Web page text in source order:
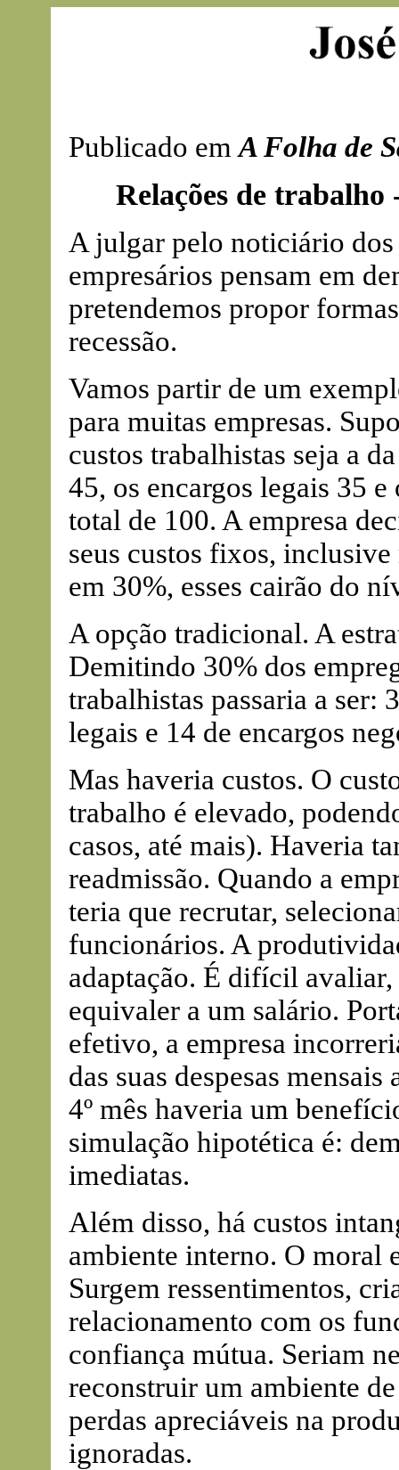
Publicado emA Folha de
Relações de
A julgar pelo noticiário
empresários pensam em
pretendemos propor
recessão.
Vamos partir de um
para muitas empresas.
custos trabalhistas seja a
45, os encargos legais 35
total de 100. A empresa
seus custos fixos,
em 30%, esses cairão do
A opção tradicional. A
Demitindo 30% dos
trabalhistas passaria a ser:
legais e 14 de encargos
Mas haveria custos. O
trabalho é elevado,
casos, até mais). Haveria
readmissão. Quando a
teria que recrutar,
funcionários. A
adaptação. É difícil
equivaler a um salário.
efetivo, a empresa
das suas despesas
4º mês haveria um
simulação hipotética é:
imediatas.
Além disso, há custos
ambiente interno. O moral
Surgem ressentimentos,
relacionamento com os
confiança mútua. Seriam
reconstruir um ambiente
perdas apreciáveis na
ignoradas.